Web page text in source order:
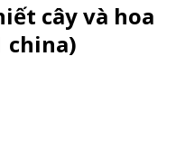
cây và hoa
china)